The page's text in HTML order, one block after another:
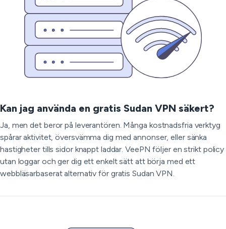
Kan jag använda en gratis Sudan VPN säkert?
Ja, men det beror på leverantören. Många kostnadsfria verktyg
spårar aktivitet, översvämma dig med annonser, eller sänka
hastigheter tills sidor knappt laddar. VeePN följer en strikt policy
utan loggar och ger dig ett enkelt sätt att börja med ett
webbläsarbaserat alternativ för gratis Sudan VPN.